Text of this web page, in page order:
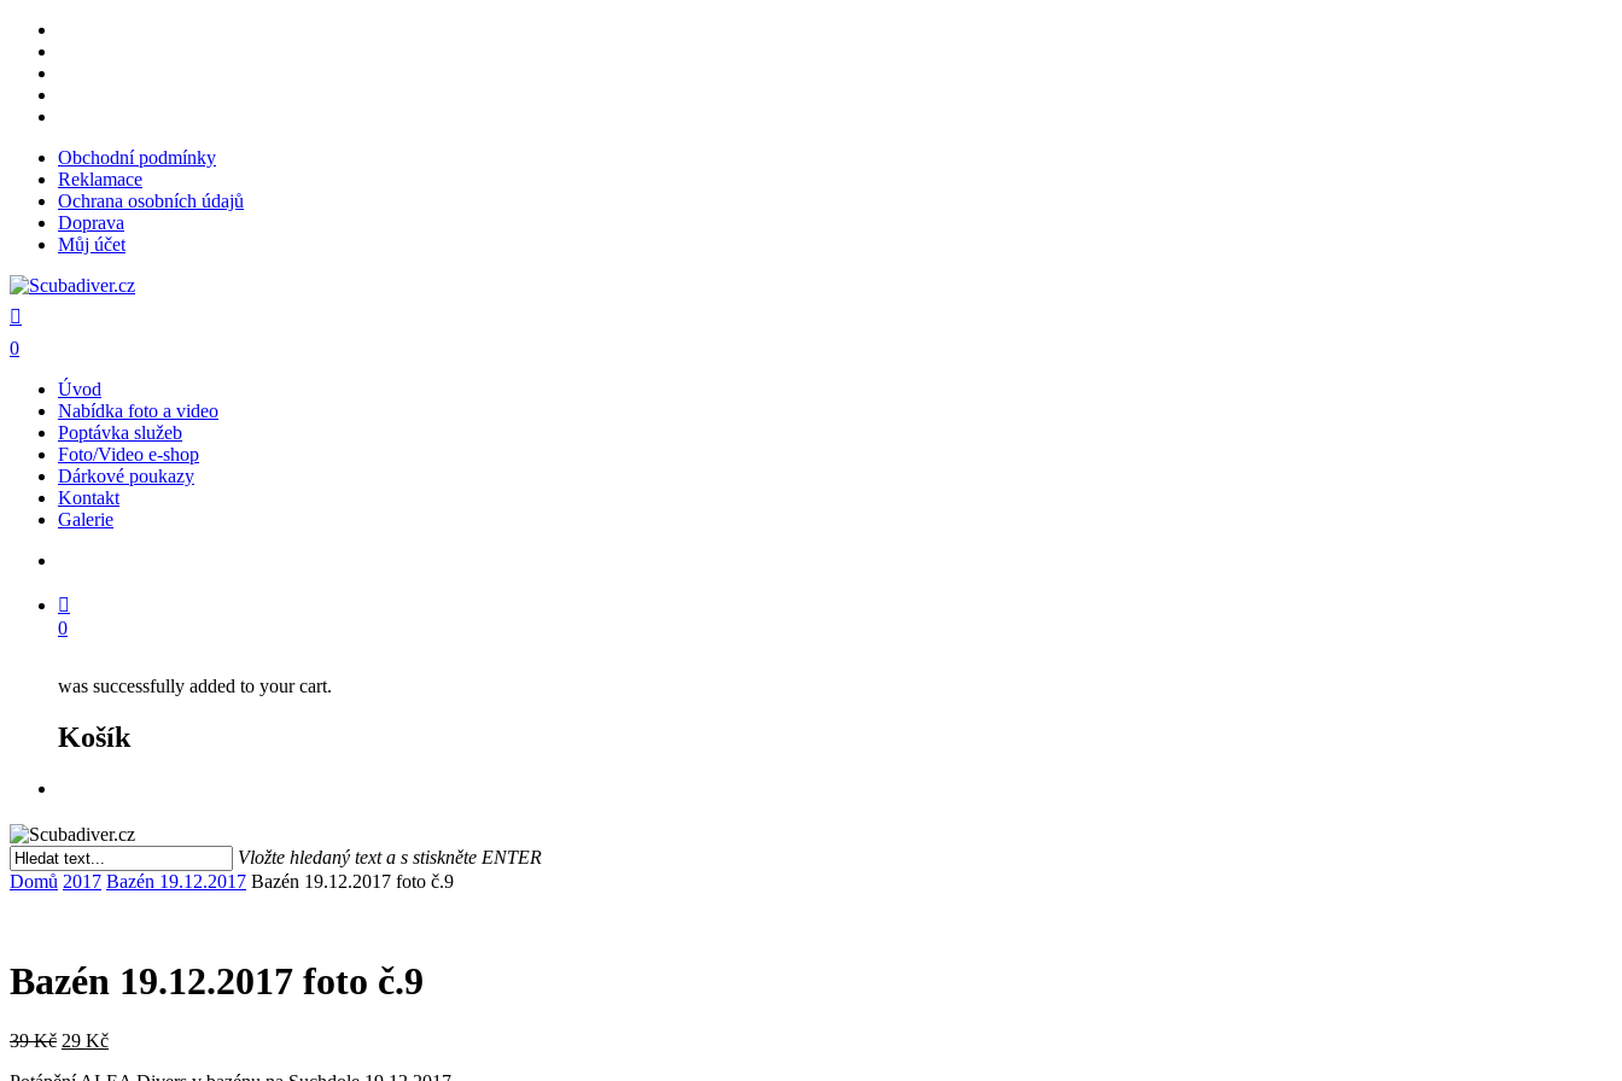
Skip
main
content
Obchodní podmínky
Reklamace
Ochrana osobních údajů
Doprava
Můj účet
search
0
Úvod
Nabídka foto a video
Poptávka služeb
Foto/Video e-shop
Dárkové poukazy
Kontakt
Galerie
0
was successfully added to your cart.
Košík
Vložte hledaný text a s stiskněte ENTER
Close
Domů 2017 Bazén 19.12.2017 Bazén 19.12.2017 foto č.9
Bazén 19.12.2017 foto č.9
39Kč Původní
29 KčAktuální